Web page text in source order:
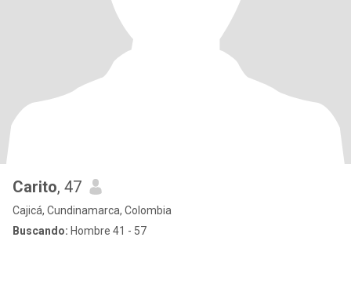
Carito, 47
Cajicá, Cundinamarca, Colombia
Buscando: Hombre 41 - 57